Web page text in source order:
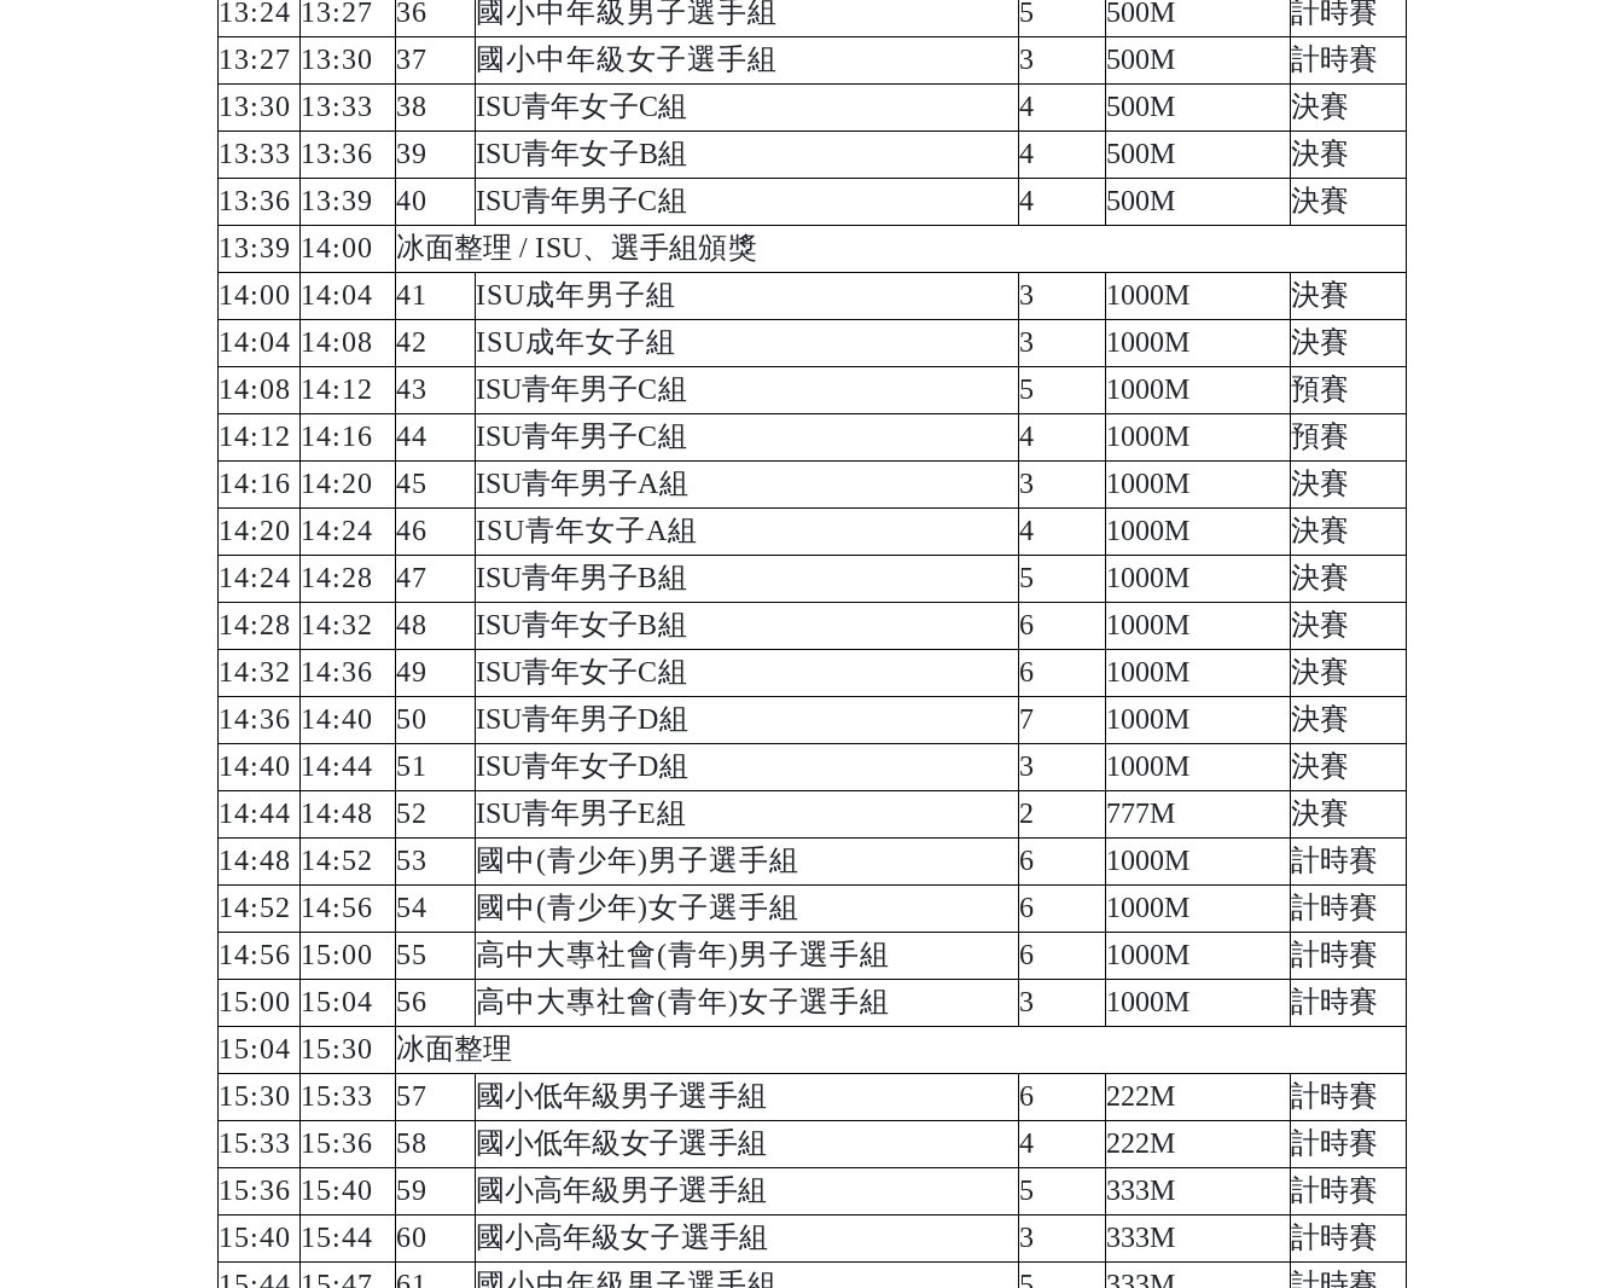
13:24 13:27 36 國小中年級男子選手組 5 500M
計時賽
13:27 13:30 37 國小中年級女子選手組 3 500M
計時賽
13:30 13:33 38 ISU青年女子C組 4 500M
決賽
13:33 13:36 39 ISU青年女子B組 4 500M
決賽
13:36 13:39 40 ISU青年男子C組 4 500M
決賽
13:39 14:00
冰面整理 / ISU、選手組頒獎
14:00 14:04 41 ISU成年男子組 3 1000M
決賽
14:04 14:08 42 ISU成年女子組 3 1000M
決賽
14:08 14:12 43 ISU青年男子C組 5 1000M
預賽
14:12 14:16 44 ISU青年男子C組 4 1000M
預賽
14:16 14:20 45 ISU青年男子A組 3 1000M
決賽
14:20 14:24 46 ISU青年女子A組 4 1000M
決賽
14:24 14:28 47 ISU青年男子B組 5 1000M
決賽
14:28 14:32 48 ISU青年女子B組 6 1000M
決賽
14:32 14:36 49 ISU青年女子C組 6 1000M
決賽
14:36 14:40 50 ISU青年男子D組 7 1000M
決賽
14:40 14:44 51 ISU青年女子D組 3 1000M
決賽
14:44 14:48 52 ISU青年男子E組 2 777M
決賽
14:48 14:52 53 國中(青少年)男子選手組 6 1000M
計時賽
14:52 14:56 54 國中(青少年)女子選手組 6 1000M
計時賽
14:56 15:00 55 高中大專社會(青年)男子選手組 6 1000M
計時賽
15:00 15:04 56 高中大專社會(青年)女子選手組 3 1000M
計時賽
15:04 15:30
冰面整理
15:30 15:33 57 國小低年級男子選手組 6 222M
計時賽
15:33 15:36 58 國小低年級女子選手組 4 222M
計時賽
15:36 15:40 59 國小高年級男子選手組 5 333M
計時賽
15:40 15:44 60 國小高年級女子選手組 3 333M
計時賽